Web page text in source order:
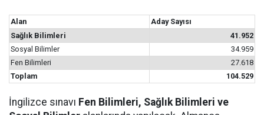
Alan
Aday Sayısı
Sağlık Bilimleri
41.952
Sosyal Bilimler
34.959
Fen Bilimleri
27.618
Toplam
104.529
İngilizce sınavı Fen Bilimleri, Sağlık Bilimleri ve